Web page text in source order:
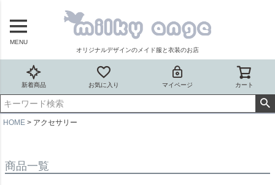
MENU
オリジナルデザインのメイド服と衣装のお店
新着商品 お気に入り マイページ カート
HOME アクセサリー
商品一覧